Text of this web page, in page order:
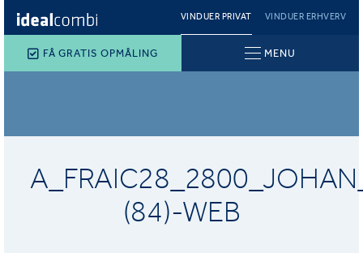
VINDUER PRIVAT VINDUER ERHVERV
FÅ GRATIS OPMÅLING MENU
(84)-WEB